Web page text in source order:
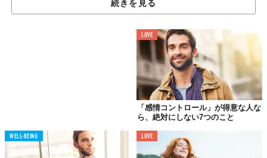
まずは相手のことを
しっかり理解する
続きを見る
LOVE
「感情コントロール」が得意な人な
ら、絶対にしない7つのこと
WELL-BEING LOVE